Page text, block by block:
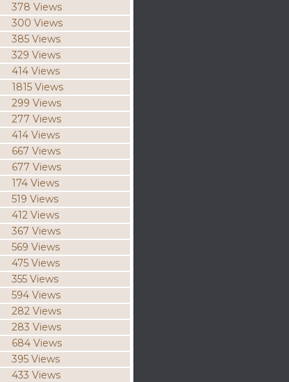
378 Views
300 Views
385 Views
329 Views
414 Views
1815 Views
299 Views
277 Views
414 Views
667 Views
677 Views
174 Views
519 Views
412 Views
367 Views
569 Views
475 Views
355 Views
594 Views
282 Views
283 Views
684 Views
395 Views
433 Views